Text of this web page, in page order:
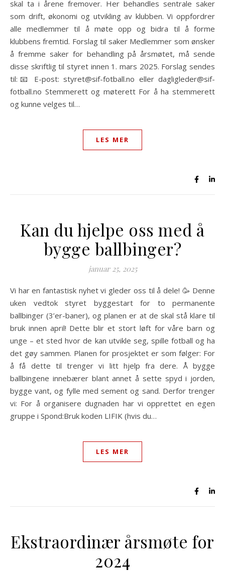
skal ta i årene fremover. Her behandles sentrale saker
som drift, økonomi og utvikling av klubben. Vi oppfordrer
alle medlemmer til å møte opp og bidra til å forme
klubbens fremtid. Forslag til saker Medlemmer som ønsker
å fremme saker for behandling på årsmøtet, må sende
disse skriftlig til styret innen 1. mars 2025. Forslag sendes
til:📧 E-post: styret@sif-fotball.no eller dagligleder@sif-
fotball.no Stemmerett og møterett For å ha stemmerett
og kunne velges til…
LES MER
Kan du hjelpe oss med å
bygge ballbinger?
januar 25, 2025
Vi har en fantastisk nyhet vi gleder oss til å dele! 🥳 Denne
uken vedtok styret byggestart for to permanente
ballbinger (3’er-baner), og planen er at de skal stå klare til
bruk innen april! Dette blir et stort løft for våre barn og
unge – et sted hvor de kan utvikle seg, spille fotball og ha
det gøy sammen. Planen for prosjektet er som følger: For
å få dette til trenger vi litt hjelp fra dere. Å bygge
ballbingene innebærer blant annet å sette spyd i jorden,
bygge vant, og fylle med sement og sand. Derfor trenger
vi: For å organisere dugnaden har vi opprettet en egen
gruppe i Spond:Bruk koden LIFIK (hvis du…
LES MER
Ekstraordinær årsmøte for
2024